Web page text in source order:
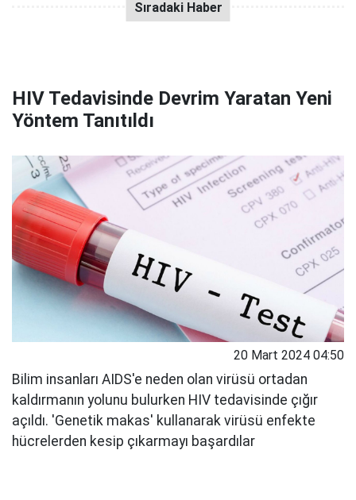
HIV Tedavisinde Devrim Yaratan Yeni
Yöntem Tanıtıldı
20 Mart 2024 04:50
Bilim insanları AIDS'e neden olan virüsü ortadan
kaldırmanın yolunu bulurken HIV tedavisinde çığır
açıldı. 'Genetik makas' kullanarak virüsü enfekte
hücrelerden kesip çıkarmayı başardılar